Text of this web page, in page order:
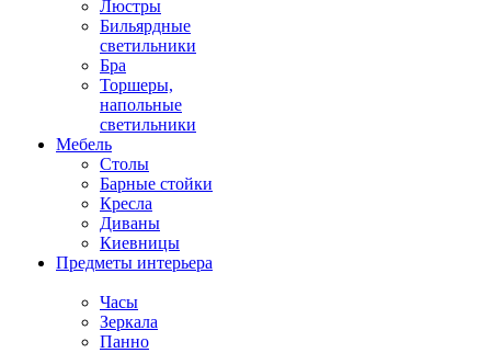
Люстры
Бильярдные
светильники
Бра
Торшеры,
напольные
светильники
Мебель
Столы
Барные стойки
Кресла
Диваны
Киевницы
Предметы интерьера
Часы
Зеркала
Панно